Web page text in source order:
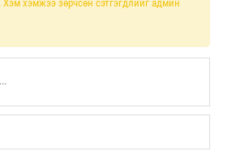
Хэм хэмжээ зөрчсөн сэтгэгдлийг админ